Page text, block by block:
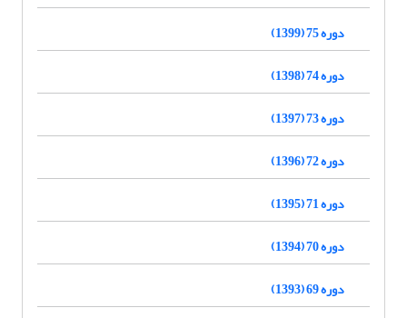
دوره 75 (1399)
دوره 74 (1398)
دوره 73 (1397)
دوره 72 (1396)
دوره 71 (1395)
دوره 70 (1394)
دوره 69 (1393)